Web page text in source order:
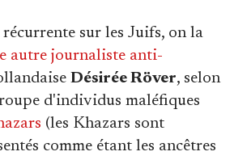
sur les Juifs, on la
autre journaliste anti-
Désirée Röver, selon
d'individus maléfiques
(les Khazars sont
comme étant les ancêtres